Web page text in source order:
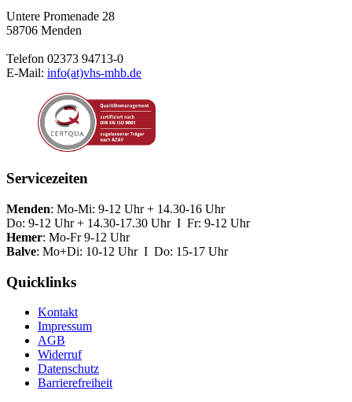
Untere Promenade 28
58706 Menden
Telefon 02373 94713-0
E-Mail: info(at)vhs-mhb.de
Servicezeiten
Menden: Mo-Mi: 9-12 Uhr + 14.30-16 Uhr
Do: 9-12 Uhr + 14.30-17.30 Uhr I Fr: 9-12 Uhr
Hemer: Mo-Fr 9-12 Uhr
Balve: Mo+Di: 10-12 Uhr I Do: 15-17 Uhr
Quicklinks
Kontakt
Impressum
AGB
Widerruf
Datenschutz
Barrierefreiheit